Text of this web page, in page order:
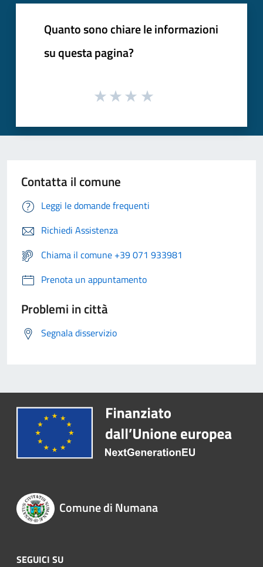
Quanto sono chiare le informazioni
su questa pagina?
Contatta il comune
Leggi le domande frequenti
Richiedi Assistenza
Chiama il comune +39 071 933981
Prenota un appuntamento
Problemi in città
Segnala disservizio
Comune di Numana
SEGUICI SU